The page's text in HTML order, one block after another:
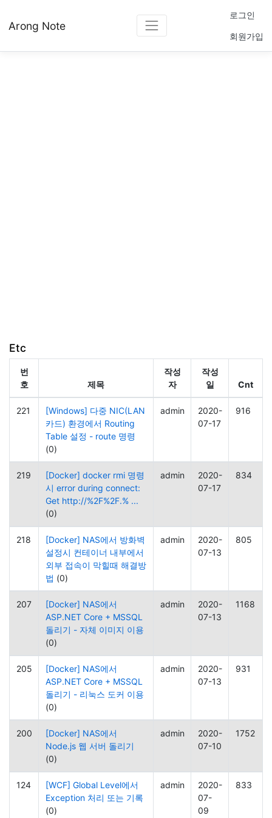
Arong Note
로그인
회원가입
Etc
번
호
제목
작성
자
작성
일
Cnt
221
[Windows] 다중 NIC(LAN
카드) 환경에서 Routing
Table 설정 - route 명령
(0)
admin
2020-
07-17
916
219
[Docker] docker rmi 명령
시 error during connect:
Get http://%2F%2F.% ...
(0)
admin
2020-
07-17
834
218
[Docker] NAS에서 방화벽
설정시 컨테이너 내부에서
외부 접속이 막힐때 해결방
법 (0)
admin
2020-
07-13
805
207
[Docker] NAS에서
ASP.NET Core + MSSQL
돌리기 - 자체 이미지 이용
(0)
admin
2020-
07-13
1168
205
[Docker] NAS에서
ASP.NET Core + MSSQL
돌리기 - 리눅스 도커 이용
(0)
admin
2020-
07-13
931
200
[Docker] NAS에서
Node.js 웹 서버 돌리기
(0)
admin
2020-
07-10
1752
124
[WCF] Global Level에서
Exception 처리 또는 기록
(0)
admin
2020-
07-
09
833